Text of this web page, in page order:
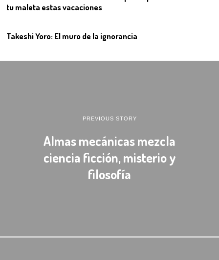
tu maleta estas vacaciones
Takeshi Yoro: El muro de la ignorancia
PREVIOUS STORY
Almas mecánicas mezcla
ciencia ficción, misterio y
filosofía